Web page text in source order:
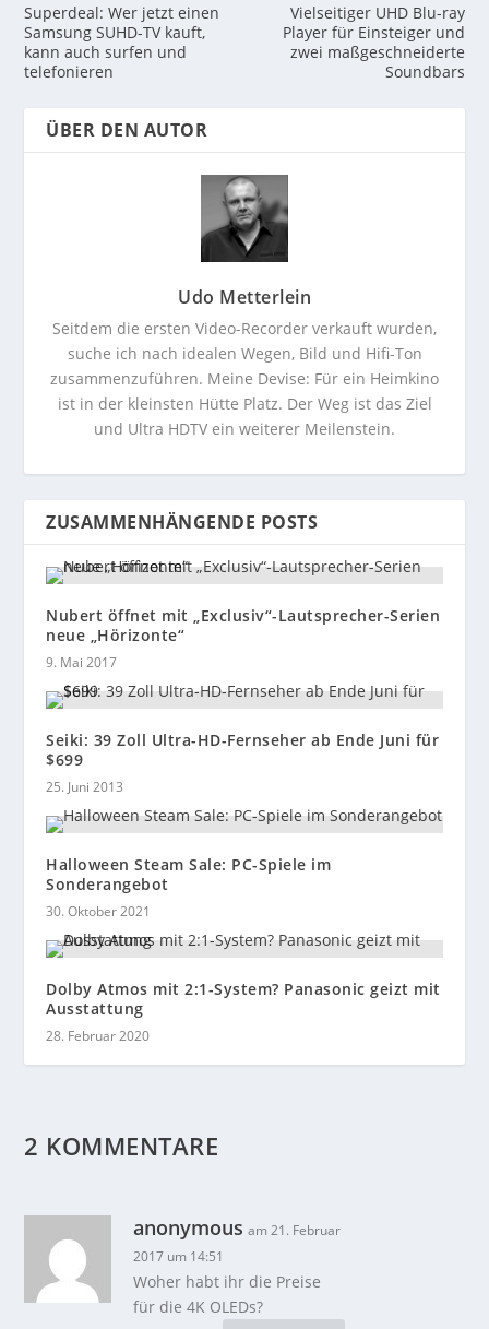
Superdeal: Wer jetzt einen
Samsung SUHD-TV kauft,
kann auch surfen und
telefonieren
Vielseitiger UHD Blu-ray
Player für Einsteiger und
zwei maßgeschneiderte
Soundbars
ÜBER DEN AUTOR
Udo Metterlein
Seitdem die ersten Video-Recorder verkauft wurden,
suche ich nach idealen Wegen, Bild und Hifi-Ton
zusammenzuführen. Meine Devise: Für ein Heimkino
ist in der kleinsten Hütte Platz. Der Weg ist das Ziel
und Ultra HDTV ein weiterer Meilenstein.
ZUSAMMENHÄNGENDE POSTS
Nubert öffnet mit „Exclusiv“-Lautsprecher-Serien
neue „Hörizonte“
9. Mai 2017
Seiki: 39 Zoll Ultra-HD-Fernseher ab Ende Juni für
$699
25. Juni 2013
Halloween Steam Sale: PC-Spiele im
Sonderangebot
30. Oktober 2021
Dolby Atmos mit 2:1-System? Panasonic geizt mit
Ausstattung
28. Februar 2020
2 KOMMENTARE
anonymous am 21. Februar
2017 um 14:51
Woher habt ihr die Preise
für die 4K OLEDs?